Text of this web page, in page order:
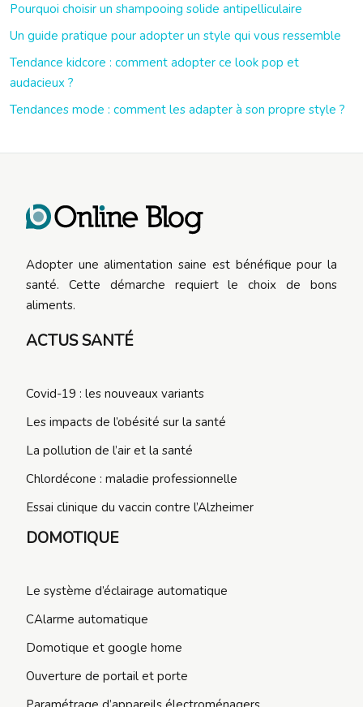
Pourquoi choisir un shampooing solide antipelliculaire
Un guide pratique pour adopter un style qui vous ressemble
Tendance kidcore : comment adopter ce look pop et
audacieux ?
Tendances mode : comment les adapter à son propre style ?
Adopter une alimentation saine est bénéfique pour la
santé. Cette démarche requiert le choix de bons
aliments.
ACTUS SANTÉ
Covid-19 : les nouveaux variants
Les impacts de l’obésité sur la santé
La pollution de l’air et la santé
Chlordécone : maladie professionnelle
Essai clinique du vaccin contre l’Alzheimer
DOMOTIQUE
Le système d’éclairage automatique
CAlarme automatique
Domotique et google home
Ouverture de portail et porte